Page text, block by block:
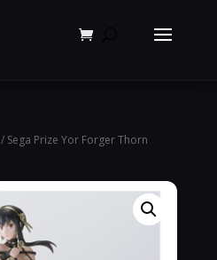
/ Sega Prize Yor Forger Thorn